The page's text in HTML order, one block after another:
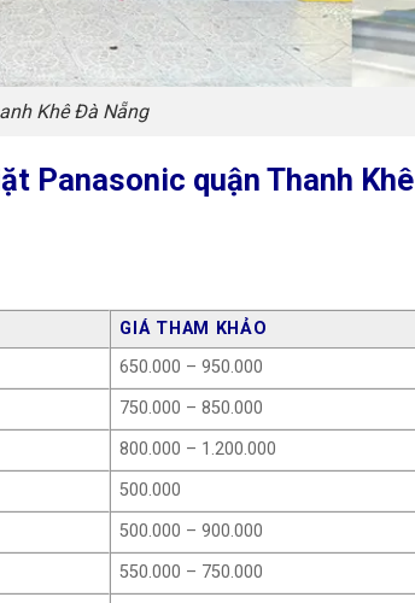
Khê Đà Nẵng
Panasonic quận Thanh Khê
GIÁ THAM KHẢO
650.000 – 950.000
750.000 – 850.000
800.000 – 1.200.000
500.000
500.000 – 900.000
550.000 – 750.000